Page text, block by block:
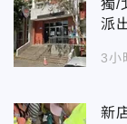
獨/
派
3小
新